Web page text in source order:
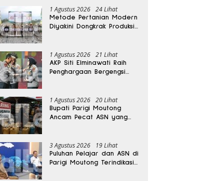
1 Agustus 2026 24 Lihat
Metode Pertanian Modern
Diyakini Dongkrak Produksi
1 Agustus 2026 21 Lihat
AKP Siti Elminawati Raih
Penghargaan Bergengsi
1 Agustus 2026 20 Lihat
Bupati Parigi Moutong
Ancam Pecat ASN yang
3 Agustus 2026 19 Lihat
Puluhan Pelajar dan ASN di
Parigi Moutong Terindikasi